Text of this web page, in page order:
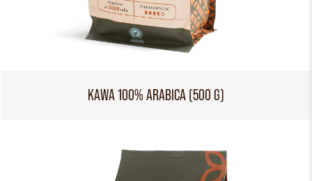
KAWA 100% ARABICA (500 G)